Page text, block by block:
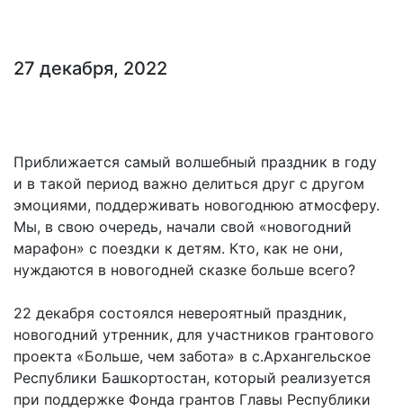
27 декабря, 2022
Приближается самый волшебный праздник в году
и в такой период важно делиться друг с другом
эмоциями, поддерживать новогоднюю атмосферу.
Мы, в свою очередь, начали свой «новогодний
марафон» с поездки к детям. Кто, как не они,
нуждаются в новогодней сказке больше всего?
22 декабря состоялся невероятный праздник,
новогодний утренник, для участников грантового
проекта «Больше, чем забота» в с.Архангельское
Республики Башкортостан, который реализуется
при поддержке Фонда грантов Главы Республики